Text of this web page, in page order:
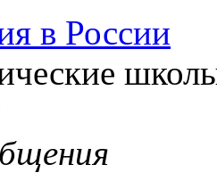
в России